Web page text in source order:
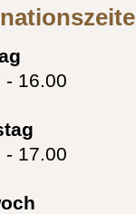
- 16.00
- 17.00